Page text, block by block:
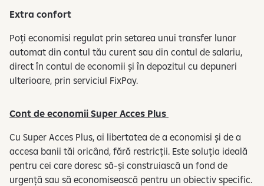
Extra confort
Poți economisi regulat prin setarea unui transfer lunar
automat din contul tău curent sau din contul de salariu,
direct în contul de economii și în depozitul cu depuneri
ulterioare, prin serviciul FixPay.
Cont de economii Super Acces Plus
Cu Super Acces Plus, ai libertatea de a economisi și de a
accesa banii tăi oricând, fără restricții. Este soluția ideală
pentru cei care doresc să-și construiască un fond de
urgență sau să economisească pentru un obiectiv specific.